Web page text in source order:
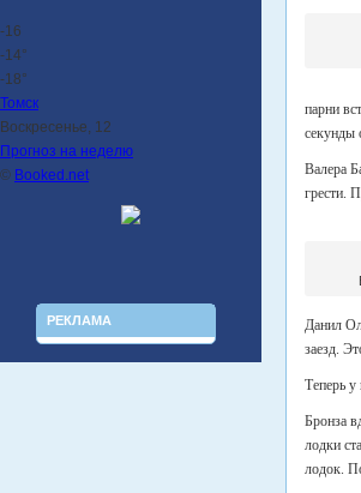
-16
-14°
-18°
Томск
Воскресенье, 12
Прогноз на неделю
© Booked.net
РЕКЛАМА
парни
секунды
Валера
грести.
Данил
заезд.
Теперь
Бронза
лодки
лодок.